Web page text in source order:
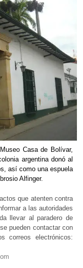
Casa de Bolívar,
argentina donó al
así como una espuela
Alfinger.
que atenten contra
a las autoridades
llevar al paradero de
pueden contactar con
correos electrónicos: